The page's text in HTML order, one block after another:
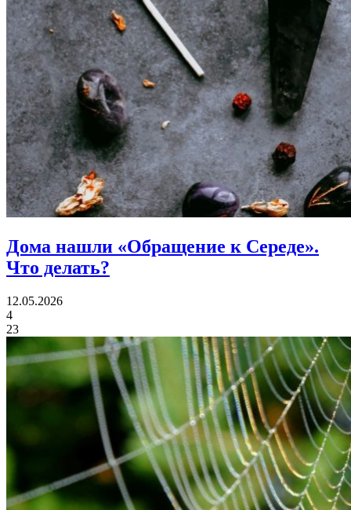
Дома нашли «Обращение к Середе».
Что делать?
12.05.2026
4
23